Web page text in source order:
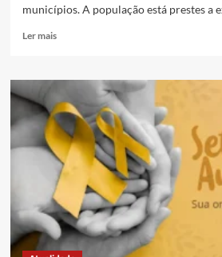
municípios. A população está prestes a
Ler mais